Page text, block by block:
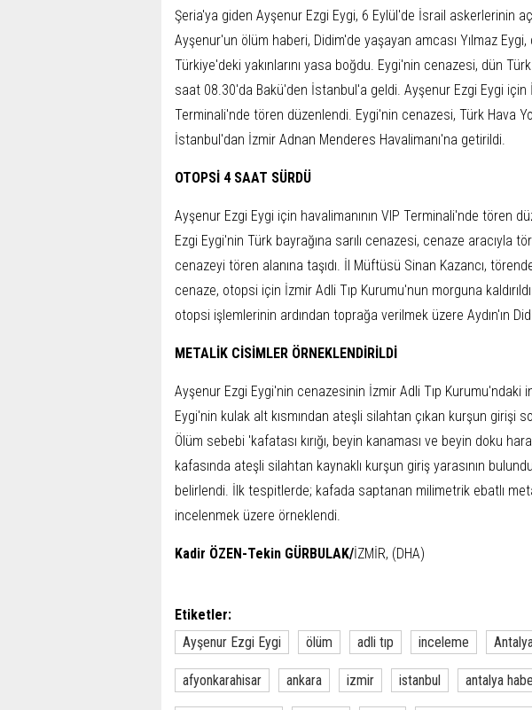
Şeria'ya giden Ayşenur Ezgi Eygi, 6 Eylül'de İsrail askerlerinin
Ayşenur'un ölüm haberi, Didim'de yaşayan amcası Yılmaz Eygi,
Türkiye'deki yakınlarını yasa boğdu. Eygi'nin cenazesi, dün
saat 08.30'da Bakü'den İstanbul'a geldi. Ayşenur Ezgi Eygi için
Terminali'nde tören düzenlendi. Eygi'nin cenazesi, Türk Hava
İstanbul'dan İzmir Adnan Menderes Havalimanı'na getirildi.
OTOPSİ 4 SAAT SÜRDÜ
Ayşenur Ezgi Eygi için havalimanının VIP Terminali'nde tören
Ezgi Eygi'nin Türk bayrağına sarılı cenazesi, cenaze aracıyla
cenazeyi tören alanına taşıdı. İl Müftüsü Sinan Kazancı,
cenaze, otopsi için İzmir Adli Tıp Kurumu'nun morguna
otopsi işlemlerinin ardından toprağa verilmek üzere Aydın'ın
METALİK CİSİMLER ÖRNEKLENDİRİLDİ
Ayşenur Ezgi Eygi'nin cenazesinin İzmir Adli Tıp Kurumu'ndaki
Eygi'nin kulak alt kısmından ateşli silahtan çıkan kurşun girişi
Ölüm sebebi 'kafatası kırığı, beyin kanaması ve beyin doku
kafasında ateşli silahtan kaynaklı kurşun giriş yarasının
belirlendi. İlk tespitlerde; kafada saptanan milimetrik ebatlı
incelenmek üzere örneklendi.
Kadir ÖZEN-Tekin GÜRBULAK/İZMİR, (DHA)
Etiketler:
Ayşenur Ezgi Eygi
ölüm adli tıp inceleme
afyonkarahisar ankara izmir istanbul antalya